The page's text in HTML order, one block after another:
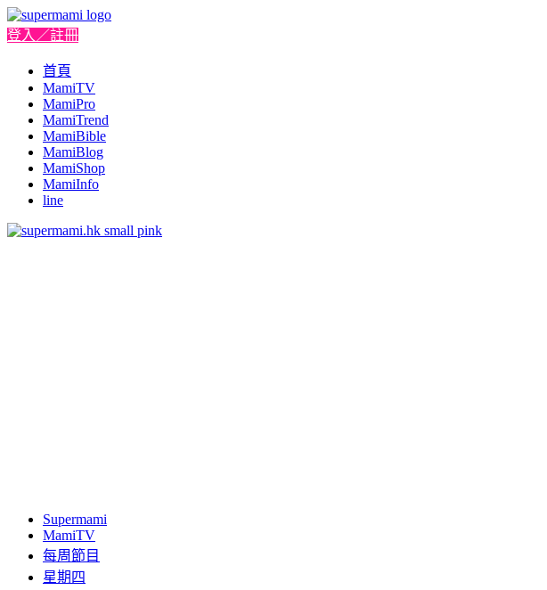
登入／註冊
首頁
MamiTV
MamiPro
MamiTrend
MamiBible
MamiBlog
MamiShop
MamiInfo
line
Supermami
MamiTV
每周節目
星期四